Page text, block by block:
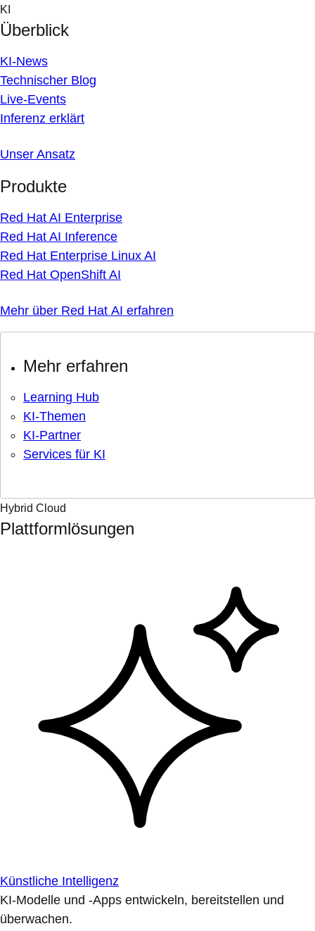
Skip
to
content
KI
Überblick
KI-News
Technischer Blog
Live-Events
Inferenz erklärt
Unser Ansatz
Produkte
Red Hat AI Enterprise
Red Hat AI Inference
Red Hat Enterprise Linux AI
Red Hat OpenShift AI
Mehr über Red Hat AI erfahren
Mehr erfahren
Learning Hub
KI-Themen
KI-Partner
Services für KI
Hybrid Cloud
Plattformlösungen
Künstliche Intelligenz
KI-Modelle und -Apps entwickeln, bereitstellen und
überwachen.